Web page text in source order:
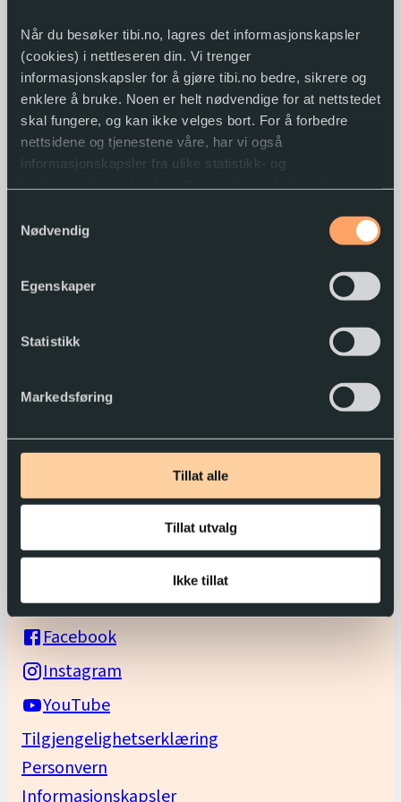
Når du besøker tibi.no, lagres det informasjonskapsler
(cookies) i nettleseren din. Vi trenger
informasjonskapsler for å gjøre tibi.no bedre, sikrere og
enklere å bruke. Noen er helt nødvendige for at nettstedet
skal fungere, og kan ikke velges bort. For å forbedre
nettsidene og tjenestene våre, har vi også
informasjonskapsler fra ulike statistikk- og
Nødvendig
Egenskaper
Statistikk
Markedsføring
Tillat alle
Tillat utvalg
Ikke tillat
Tibi – Biblioteket for tilrettelagt litteratur er
en tjeneste fraNasjonalbiblioteket
Tlf. biblioteket: 22 06 88 10(kl. 10-14)
E-post:tibi@nb.no
Tlf. sentralbord: 23 27 60 00
Postadresse: Postboks 2674 Solli, 0203 Oslo
Besøksadresse:
Observatoriegata 1b, 0254 Oslo
Organisasjonsnummer: 976 029 100
Snarveier
Hjelp
Bestill informasjonsmateriell
Kontakt oss
Følg oss på sosiale medier:
Facebook
Instagram
YouTube
Tilgjengelighetserklæring
Personvern
Informasjonskapsler